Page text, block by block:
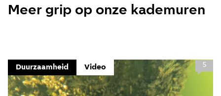
Meer grip op onze kademuren
Duurzaamheid Video 5